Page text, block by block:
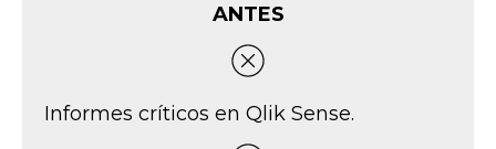
ANTES
Informes críticos en Qlik Sense.